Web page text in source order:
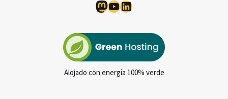
Mastodon
YouTube
LinkedIn
Alojado con energía 100% verde